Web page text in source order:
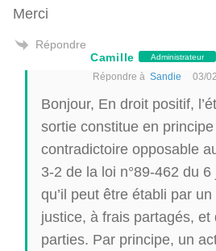
Merci
Répondre
Camille
Administrateur
Répondre à Sandie 03/
Bonjour, En droit positif,
sortie constitue en
contradictoire opposable
3-2 de la loi n°89-462 du
qu’il peut être établi par
justice, à frais partagés, et
parties. Par principe, un